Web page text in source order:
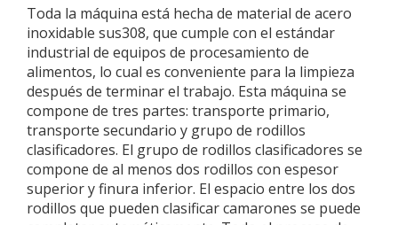
Toda la máquina está hecha de material de acero
inoxidable sus308, que cumple con el estándar
industrial de equipos de procesamiento de
alimentos, lo cual es conveniente para la limpieza
después de terminar el trabajo. Esta máquina se
compone de tres partes: transporte primario,
transporte secundario y grupo de rodillos
clasificadores. El grupo de rodillos clasificadores se
compone de al menos dos rodillos con espesor
superior y finura inferior. El espacio entre los dos
rodillos que pueden clasificar camarones se puede